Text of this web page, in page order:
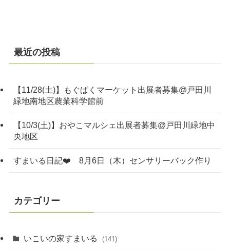
最近の投稿
【11/28(土)】もぐぱくマーケット出展者募集@戸田川
緑地南地区農業科学館前
【10/3(土)】おやこマルシェ出展者募集@戸田川緑地中
央地区
すまいる日記❤️ 8月6日（木）センサリーバック作り
カテゴリー
いこいの家すまいる (141)